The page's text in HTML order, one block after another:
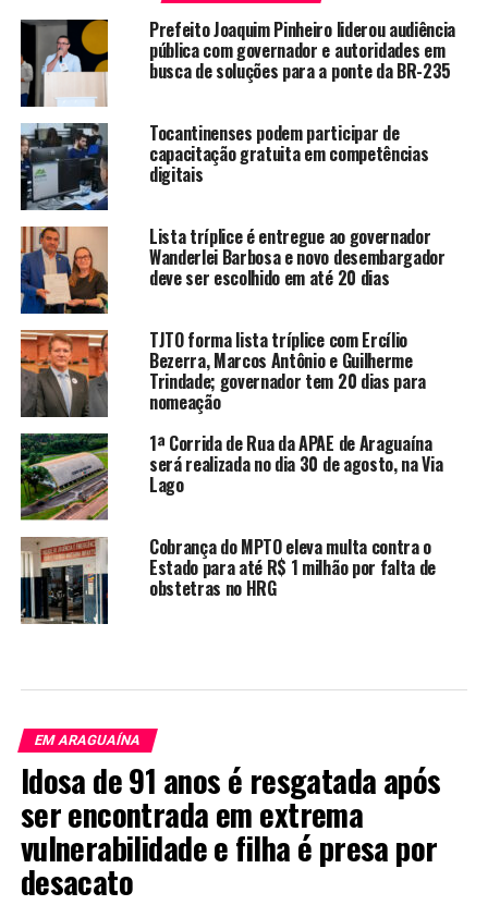
Prefeito Joaquim Pinheiro liderou audiência
pública com governador e autoridades em
busca de soluções para a ponte da BR-235
Tocantinenses podem participar de
capacitação gratuita em competências
digitais
Lista tríplice é entregue ao governador
Wanderlei Barbosa e novo desembargador
deve ser escolhido em até 20 dias
TJTO forma lista tríplice com Ercílio
Bezerra, Marcos Antônio e Guilherme
Trindade; governador tem 20 dias para
nomeação
1ª Corrida de Rua da APAE de Araguaína
será realizada no dia 30 de agosto, na Via
Lago
Cobrança do MPTO eleva multa contra o
Estado para até R$ 1 milhão por falta de
obstetras no HRG
EM ARAGUAÍNA
Idosa de 91 anos é resgatada após
ser encontrada em extrema
vulnerabilidade e filha é presa por
desacato